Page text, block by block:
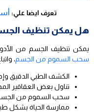
تعرف ايضا علي:
هل يمكن تنظيف
يمكن تنظيف الجسم من
سحب السموم من الجسم،
الكشف الطبي الدقيق
تناول بعض العقاقير
سحب السموم من الجسم
ممارسة الحياة بشكل